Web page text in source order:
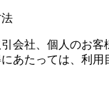
会社、個人のお
あたっては、利用